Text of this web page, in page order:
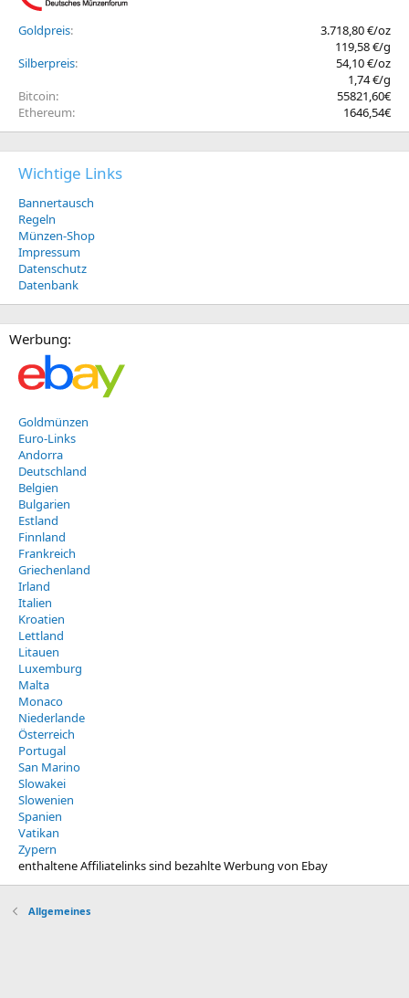
Goldpreis
3.718,80 €/oz
119,58 €/g
Silberpreis
54,10 €/oz
1,74 €/g
Bitcoin
55821,60€
Ethereum
1646,54€
Wichtige Links
Bannertausch
Regeln
Münzen-Shop
Impressum
Datenschutz
Datenbank
Werbung:
Goldmünzen
Euro-Links
Andorra
Deutschland
Belgien
Bulgarien
Estland
Finnland
Frankreich
Griechenland
Irland
Italien
Kroatien
Lettland
Litauen
Luxemburg
Malta
Monaco
Niederlande
Österreich
Portugal
San Marino
Slowakei
Slowenien
Spanien
Vatikan
Zypern
enthaltene Affiliatelinks sind bezahlte Werbung von Ebay
Allgemeines